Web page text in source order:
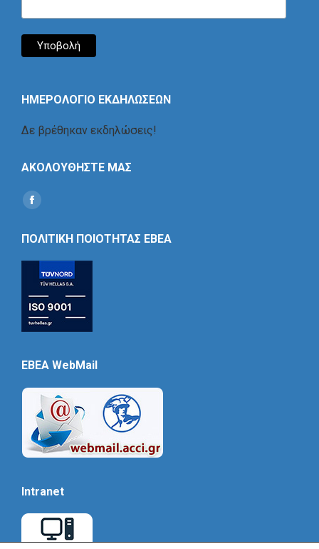
ΗΜΕΡΟΛΟΓΙΟ ΕΚΔΗΛΩΣΕΩΝ
Δε βρέθηκαν εκδηλώσεις!
ΑΚΟΛΟΥΘΗΣΤΕ ΜΑΣ
Find us on:
Social
ΠΟΛΙΤΙΚΗ ΠΟΙΟΤΗΤΑΣ ΕΒΕΑ
EBEA WebMail
Intranet